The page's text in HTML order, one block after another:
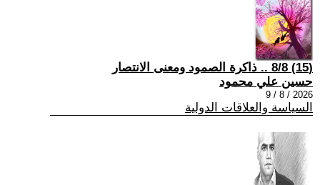
(15) 8/8 .. ذاكرة الصمود ومعنى الانتصار
حسين علي محمود
2026 / 8 / 9
السياسة والعلاقات الدولية